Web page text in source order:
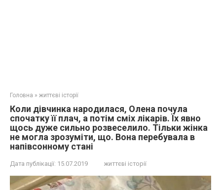
Головна » життєві історії
Коли дівчинка наpoдилася, Олена почула
спочатку її плач, а потім сміх лікарів. Їх явно
щось дуже сильно розвеселило. Тільки жінка
не могла зрозуміти, що. Вона перебувала в
напівсонному стані
Дата публікації: 15.07.2019 життєві історії